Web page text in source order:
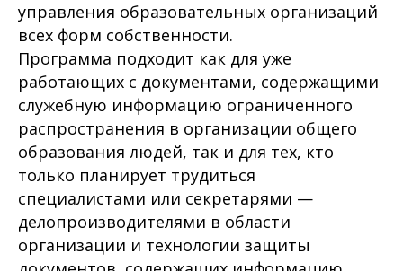
управления образовательных организаций
всех форм собственности.
Программа подходит как для уже
работающих с документами, содержащими
служебную информацию ограниченного
распространения в организации общего
образования людей, так и для тех, кто
только планирует трудиться
специалистами или секретарями —
делопроизводителями в области
организации и технологии защиты